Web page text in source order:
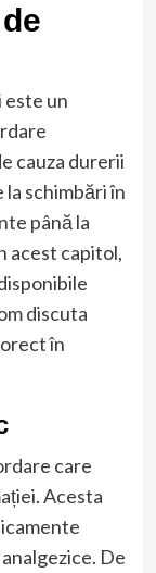
un
cauza durerii
schimbări în
până la
acest capitol,
discuta
în
care
Acesta
De